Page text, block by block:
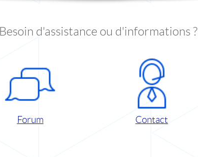
Besoin d'assistance ou d'informations ?
Forum Contact